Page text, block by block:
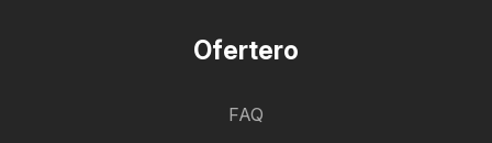
Ofertero
FAQ